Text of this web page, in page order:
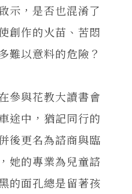
示，是否也混淆了
創作的火苗、苦悶
難以意料的危險？
與花教大讀書會
途中，猶記同行的
後更名為諮商與臨
她的專業為兒童諮
的面孔總是留著孩